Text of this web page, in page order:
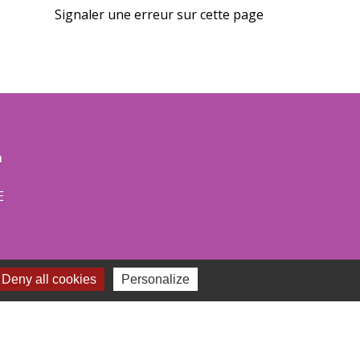
Signaler une erreur sur cette page
:
à 12h00
Deny all cookies Personalize